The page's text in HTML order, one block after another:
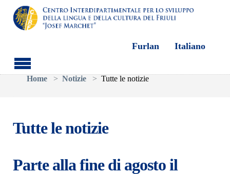
Skip to main content
Furlan Italiano
You are here:
Home
Notizie Tutte le notizie
Tutte le notizie
Parte alla fine di agosto il